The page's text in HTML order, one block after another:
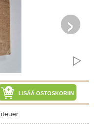
›
LISÄÄ OSTOSKORIIN